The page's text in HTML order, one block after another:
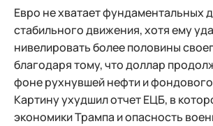
Евро не хватает фундаментальных
стабильного движения, хотя ему
нивелировать более половины
благодаря тому, что доллар
фоне рухнувшей нефти и
Картину ухудшил отчет ЕЦБ, в
экономики Трампа и опасность